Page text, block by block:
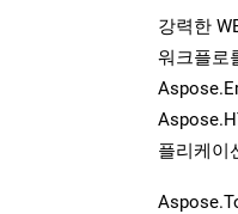
강력한
워크플로
플리케이